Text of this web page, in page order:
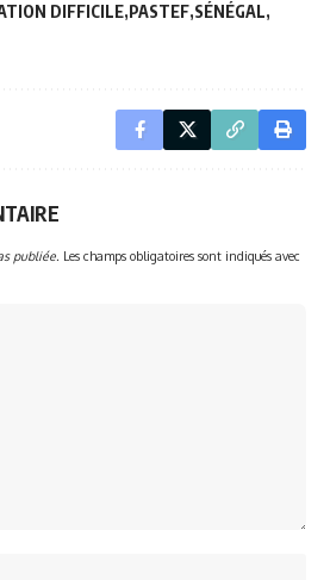
DIFFICILE PASTEF SÉNÉGAL
publiée. Les champs obligatoires sont indiqués avec